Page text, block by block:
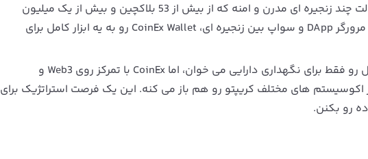
کیف پول کوینکس که از 2019 فعالیت داره، یه والت چند زنجیره‌ ای مدرن و امنه که از بیش از 53 بلاکچین و بیش از یک میلیون
توکن پشتیبانی میکنه. امکاناتی مانند استیکینگ، مرورگر DApp و سواپ بین زنجیره‌ ای، CoinEx Wallet رو به یه ابزار کامل برای
اکثر کاربران تازه‌ کار کیف پول رو فقط برای نگهداری دارایی می‌ خوان، اما CoinEx با تمرکز روی Web3 و
های مختلف کریپتو رو هم باز می‌ کنه. این یک فرصت استراتژیک برای
رو بکنن.